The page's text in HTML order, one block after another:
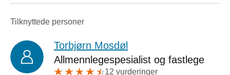
Tilknyttede personer
Torbjørn Mosdøl
Allmennlegespesialist og fastlege
12 vurderinger